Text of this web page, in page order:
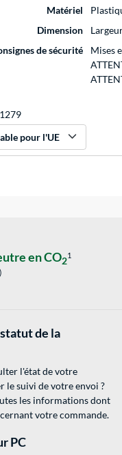
Matériel
Dimension
de sécurité
Mises
pour l'UE
en CO21
de la
l'état de votre
le suivi de votre envoi ?
les informations dont
votre commande.
PC